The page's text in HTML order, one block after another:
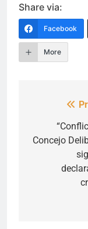
Share via:
Facebook
More
entradas
Concejo